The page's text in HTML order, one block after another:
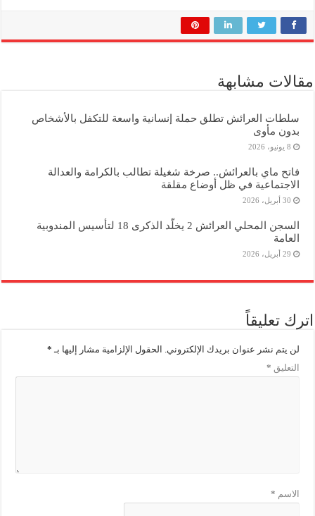
مقالات مشابهة
سلطات العرائش تطلق حملة إنسانية واسعة للتكفل بالأشخاص
بدون مأوى
8 يونيو، 2026
فاتح ماي بالعرائش.. صرخة شغيلة تطالب بالكرامة والعدالة
الاجتماعية في ظل أوضاع مقلقة
30 أبريل، 2026
السجن المحلي العرائش 2 يخلّد الذكرى 18 لتأسيس المندوبية
العامة
29 أبريل، 2026
اترك تعليقاً
لن يتم نشر عنوان بريدك الإلكتروني. الحقول الإلزامية مشار إليها بـ *
التعليق *
الاسم *